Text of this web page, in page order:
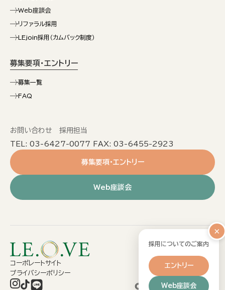
Web座談会
リファラル採用
LEjoin採用（カムバック制度）
募集要項・エントリー
募集一覧
FAQ
お問い合わせ 採用担当
TEL: 03-6427-0077 FAX: 03-6455-2923
募集要項・エントリー
Web座談会
コーポレートサイト
プライバシーポリシー
©2026 LE.O.VE Co.Ltd
×
採用についてのご案内
エントリー
Web座談会